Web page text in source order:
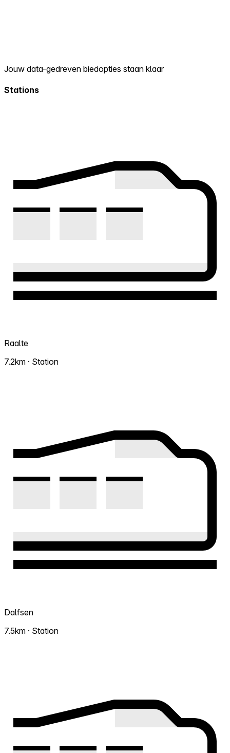
Jouw data-gedreven biedopties staan klaar
Stations
Raalte
7.2km · Station
Dalfsen
7.5km · Station